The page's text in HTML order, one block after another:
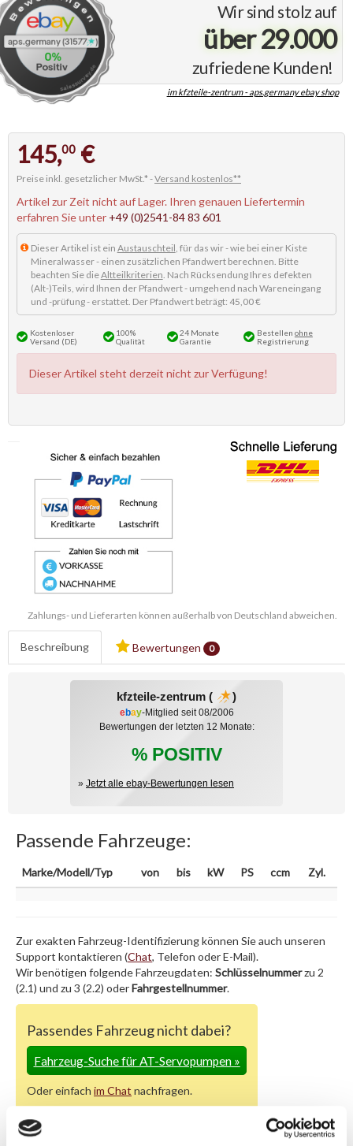
Wir sind stolz auf
über 29.000
zufriedene Kunden!
im kfzteile-zentrum - aps.germany ebay shop
145,00 €
Preise inkl. gesetzlicher MwSt.* -Versand kostenlos**
Artikel zur Zeit nicht auf Lager. Ihren genauen Liefertermin
erfahren Sie unter +49 (0)2541-84 83 601
Dieser Artikel ist ein Austauschteil , für das wir - wie bei einer Kiste
Mineralwasser - einen zusätzlichen Pfandwert berechnen. Bitte
beachten Sie dieAltteilkriterien . Nach Rücksendung Ihres defekten
(Alt-)Teils, wird Ihnen der Pfandwert - umgehend nach Wareneingang
und -prüfung - erstattet. Der Pfandwert beträgt: 45,00 €
Kostenloser
Versand (DE)
100%
Qualität
24 Monate
Garantie
Bestellen ohne
Registrierung
Dieser Artikel steht derzeit nicht zur Verfügung!
Zahlungs- und Lieferarten können außerhalb von Deutschland abweichen.
Beschreibung Bewertungen 0
kfzteile-zentrum ( )
ebay-Mitglied seit 08/2006
Bewertungen der letzten 12 Monate:
% POSITIV
» Jetzt alle ebay-Bewertungen lesen
Passende Fahrzeuge:
Marke/Modell/Typ von bis kW PS ccm Zyl.
Zur exakten Fahrzeug-Identifizierung können Sie auch unseren
Support kontaktieren (Chat, Telefon oder E-Mail).
Wir benötigen folgende Fahrzeugdaten: Schlüsselnummerzu 2
(2.1) und zu 3 (2.2) oderFahrgestellnummer.
Passendes Fahrzeug nicht dabei?
Fahrzeug-Suche für AT-Servopumpen»
Oder einfach im Chat nachfragen.
Hersteller/EU Verantwortliche